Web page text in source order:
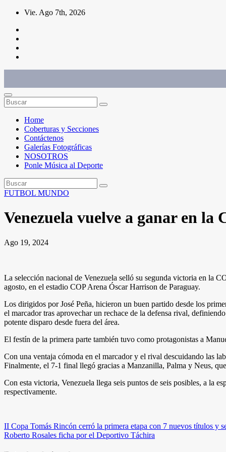
Saltar
contenido
Vie. Ago 7th, 2026
Home
Coberturas y Secciones
Contáctenos
Galerías Fotográficas
NOSOTROS
Ponle Música al Deporte
FUTBOL MUNDO
Venezuela vuelve a ganar en
Ago 19, 2024
La selección nacional de Venezuela selló su segunda victoria en la
agosto, en el estadio COP Arena Óscar Harrison de Paraguay.
Los dirigidos por José Peña, hicieron un buen partido desde los
el marcador tras aprovechar un rechace de la defensa rival,
potente disparo desde fuera del área.
El festín de la primera parte también tuvo como protagonistas a
Con una ventaja cómoda en el marcador y el rival descuidando las
Finalmente, el 7-1 final llegó gracias a Manzanilla, Palma y Neus,
Con esta victoria, Venezuela llega seis puntos de seis posibles, a la
respectivamente.
Navegación
de
II Copa Tomás Rincón cerró la primera etapa con 7 nuevos títulos y
Roberto Rosales ficha por el Deportivo Táchira